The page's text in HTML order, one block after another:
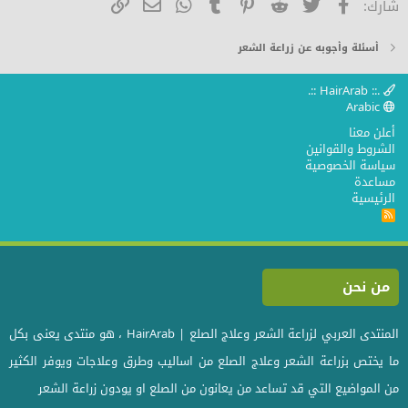
Verdana
شارك:
أسئلة وأجوبه عن زراعة الشعر
.:: HairArab ::.
أعلن معنا
الشروط والقوانين
سياسة الخصوصية
مساعدة
الرئيسية
R
S
S
من نحن
المنتدى العربي لزراعة الشعر وعلاج الصلع | HairArab ، هو منتدى يعنى بكل
ما يختص بزراعة الشعر وعلاج الصلع من اساليب وطرق وعلاجات ويوفر الكثير
من المواضيع التي قد تساعد من يعانون من الصلع او يودون زراعة الشعر